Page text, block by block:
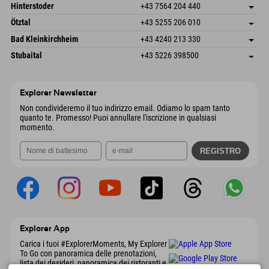
Austria
Prenotazione
Schmiedau 2
Austria
Salva indirizzo
Prenotazione
Hinterstoder +43 7564 204 440
Freizeitpark 10
Austria
Salva indirizzo
Prenotazione
Ötztal +43 5255 206 010
Gscheat 14
Austria
Salva indirizzo
Prenotazione
Bad Kleinkirchheim +43 4240 213 330
Dorfstraße 24
Salva indirizzo
Stubaital +43 5226 398500
Explorer Newsletter
Non condivideremo il tuo indirizzo email. Odiamo lo spam tanto
quanto te. Promesso! Puoi annullare l'iscrizione in qualsiasi
momento.
Explorer App
Carica i tuoi #ExplorerMoments, My Explorer
To Go con panoramica delle prenotazioni,
lista dei desideri, panoramica dei ristoranti e